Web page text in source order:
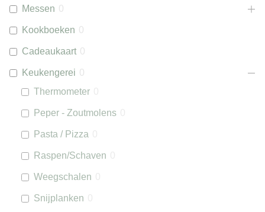
Messen 0
Kookboeken 0
Cadeaukaart 0
Keukengerei 0
Thermometer
Peper - Zoutmolens
Pasta / Pizza
Raspen/Schaven
Weegschalen
Snijplanken